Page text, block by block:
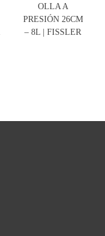
OLLA A
PRESIÓN 26CM
– 8L | FISSLER